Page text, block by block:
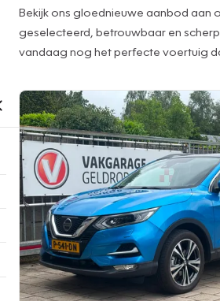
Bekijk ons gloednieuwe aanbod aan
geselecteerd, betrouwbaar en
vandaag nog het perfecte voertuig